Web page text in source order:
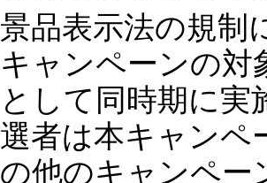
景品表示法の規制
キャンペーンの対
として同時期に実
選者は本キャンペ
の他のキャンペー